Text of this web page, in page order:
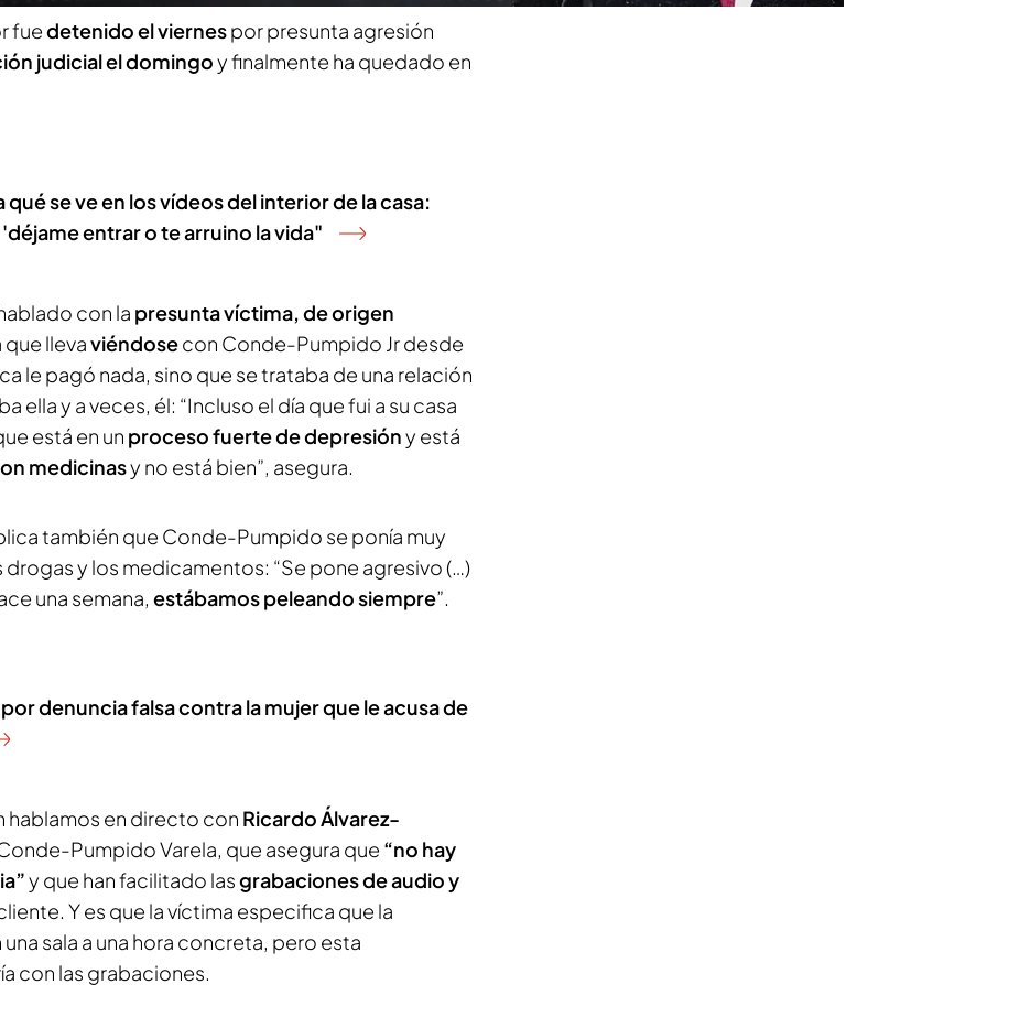
fuedetenido el viernespor presunta agresión
judicial el domingoy finalmente ha quedado en
se ve en los vídeos del interior de la casa:
entrar o te arruino la vida"
con la presunta víctima, de origen
que llevaviéndosecon Conde-Pumpido Jr desde
le pagó nada, sino que se trataba de una relación
ella y a veces, él: “Incluso el día que fui a su casa
está en un proceso fuerte de depresióny está
medicinasy no está bien”, asegura.
también que Conde-Pumpido se ponía muy
drogas y los medicamentos: “Se pone agresivo (…)
una semana, estábamos peleando siempre”.
denuncia falsa contra la mujer que le acusa de
hablamos en directo con Ricardo Álvarez-
Pumpido Varela, que asegura que “no hay
y que han facilitado lasgrabaciones de audio y
Y es que la víctima especifica que la
sala a una hora concreta, pero esta
con las grabaciones.